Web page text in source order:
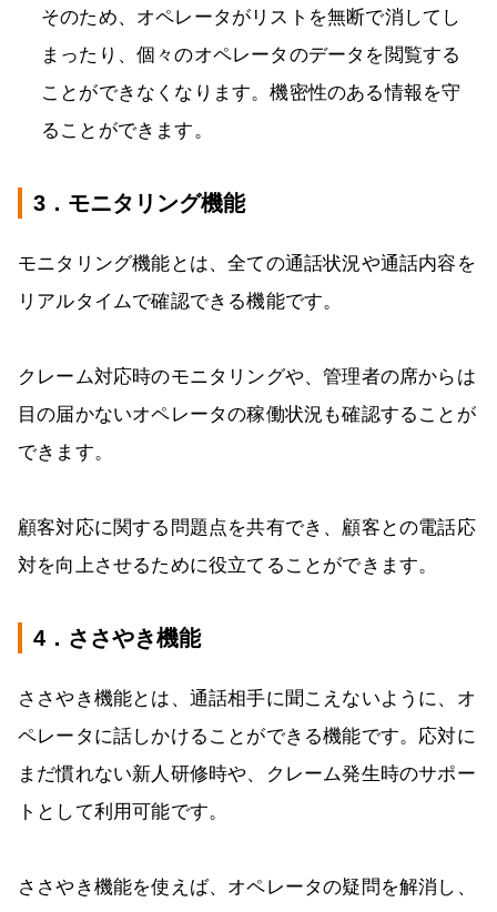
そのため、オペレータがリストを無断で消してし
まったり、個々のオペレータのデータを閲覧する
ことができなくなります。機密性のある情報を守
ることができます。
3．モニタリング機能
モニタリング機能とは、全ての通話状況や通話内容を
リアルタイムで確認できる機能です。
クレーム対応時のモニタリングや、管理者の席からは
目の届かないオペレータの稼働状況も確認することが
できます。
顧客対応に関する問題点を共有でき、顧客との電話応
対を向上させるために役立てることができます。
4．ささやき機能
ささやき機能とは、通話相手に聞こえないように、オ
ペレータに話しかけることができる機能です。応対に
まだ慣れない新人研修時や、クレーム発生時のサポー
トとして利用可能です。
ささやき機能を使えば、オペレータの疑問を解消し、